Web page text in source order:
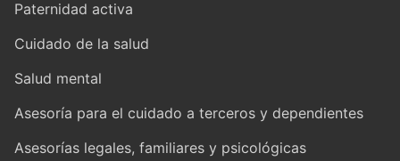
Paternidad activa
Cuidado de la salud
Salud mental
Asesoría para el cuidado a terceros y dependientes
Asesorías legales, familiares y psicológicas